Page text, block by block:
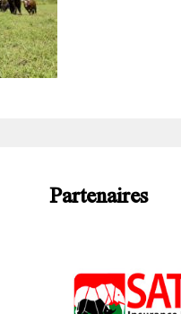
Partenaires